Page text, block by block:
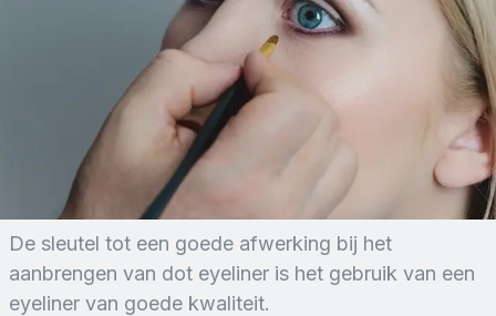
De sleutel tot een goede afwerking bij het
aanbrengen van dot eyeliner is het gebruik van een
eyeliner van goede kwaliteit.